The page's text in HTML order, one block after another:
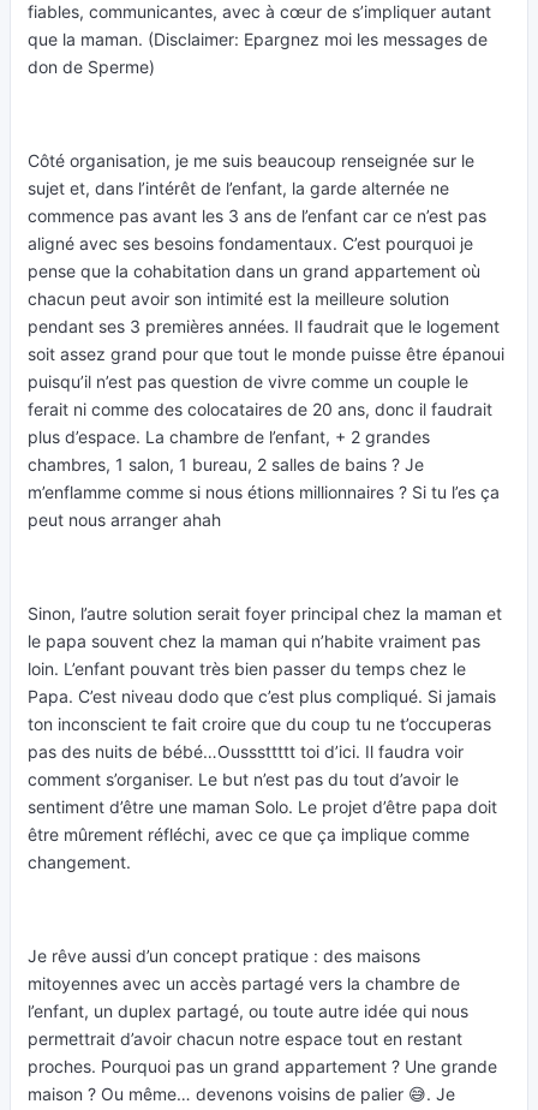
fiables, communicantes, avec à cœur de s’impliquer autant
que la maman. (Disclaimer: Epargnez moi les messages de
don de Sperme)
Côté organisation, je me suis beaucoup renseignée sur le
sujet et, dans l’intérêt de l’enfant, la garde alternée ne
commence pas avant les 3 ans de l’enfant car ce n’est pas
aligné avec ses besoins fondamentaux. C’est pourquoi je
pense que la cohabitation dans un grand appartement où
chacun peut avoir son intimité est la meilleure solution
pendant ses 3 premières années. Il faudrait que le logement
soit assez grand pour que tout le monde puisse être épanoui
puisqu’il n’est pas question de vivre comme un couple le
ferait ni comme des colocataires de 20 ans, donc il faudrait
plus d’espace. La chambre de l’enfant, + 2 grandes
chambres, 1 salon, 1 bureau, 2 salles de bains ? Je
m’enflamme comme si nous étions millionnaires ? Si tu l’es ça
peut nous arranger ahah
Sinon, l’autre solution serait foyer principal chez la maman et
le papa souvent chez la maman qui n’habite vraiment pas
loin. L’enfant pouvant très bien passer du temps chez le
Papa. C’est niveau dodo que c’est plus compliqué. Si jamais
ton inconscient te fait croire que du coup tu ne t’occuperas
pas des nuits de bébé…Ousssttttt toi d’ici. Il faudra voir
comment s’organiser. Le but n’est pas du tout d’avoir le
sentiment d’être une maman Solo. Le projet d’être papa doit
être mûrement réfléchi, avec ce que ça implique comme
changement.
Je rêve aussi d’un concept pratique : des maisons
mitoyennes avec un accès partagé vers la chambre de
l’enfant, un duplex partagé, ou toute autre idée qui nous
permettrait d’avoir chacun notre espace tout en restant
proches. Pourquoi pas un grand appartement ? Une grande
maison ? Ou même… devenons voisins de palier 😅. Je